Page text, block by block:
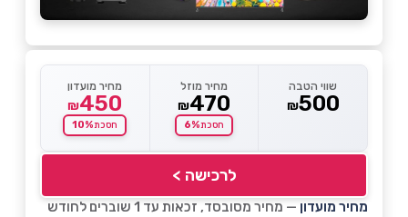
שווי הטבה
₪500
מחיר מוזל
₪470
חסכת6%
מחיר מועדון
₪450
חסכת10%
לרכישה >
מחיר מועדון
— מחיר מסובסד, זכאות עד 1 שוברים לחודש